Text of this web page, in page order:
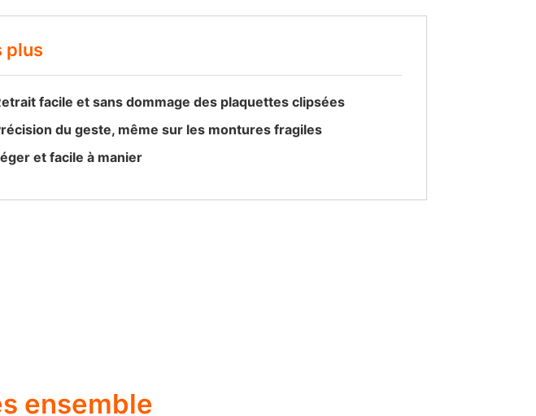
plus
facile et sans dommage des plaquettes clipsées
du geste, même sur les montures fragiles
et facile à manier
ensemble